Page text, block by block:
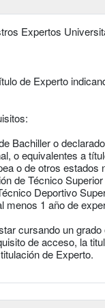
Expertos
de Experto
Bachiller o
o equivalentes a
o de otros estados
de Técnico
Deportivo
menos 1 año de
cursando un
de acceso, la
de Experto.